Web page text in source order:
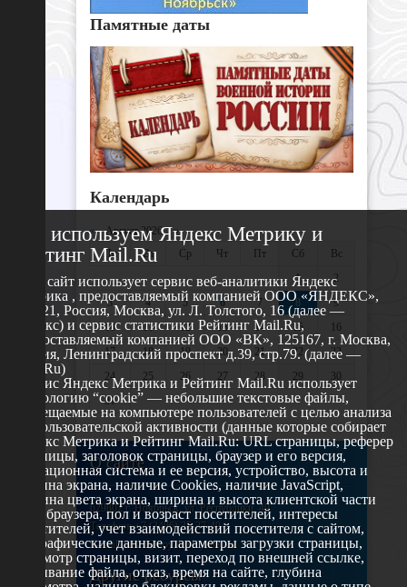
Памятные даты
Календарь
«Август 2026 »
Пн
Вт Ср Чт Пт Сб
Вс
1
2
3
4 5 6 7 8
9
10
11 12 13 14 15
16
17
18 19 20 21 22
23
24
25 26 27 28 29
30
31
О сайте
629802 г. Ноябрьск, ул. Республики, 49
Телефон: +7 (3496) 35-37-49
E-mail: udsm@noyabrsk.yanao.ru
Другие ресурсы
Мы используем Яндекс Метрику и
Рейтинг Mail.Ru
Этот сайт использует сервис веб-аналитики Яндекс
Метрика , предоставляемый компанией ООО «ЯНДЕКС»,
119021, Россия, Москва, ул. Л. Толстого, 16 (далее —
Яндекс) и сервис статистики Рейтинг Mail.Ru,
предоставляемый компанией ООО «ВК», 125167, г. Москва,
Россия, Ленинградский проспект д.39, стр.79. (далее —
Mail.Ru)
Сервис Яндекс Метрика и Рейтинг Mail.Ru использует
технологию “cookie” — небольшие текстовые файлы,
размещаемые на компьютере пользователей с целью анализа
их пользовательской активности (данные которые собирает
Яндекс Метрика и Рейтинг Mail.Ru: URL страницы, реферер
страницы, заголовок страницы, браузер и его версия,
операционная система и ее версия, устройство, высота и
ширина экрана, наличие Cookies, наличие JavaScript,
глубина цвета экрана, ширина и высота клиентской части
окна браузера, пол и возраст посетителей, интересы
посетителей, учет взаимодействий посетителя с сайтом,
географические данные, параметры загрузки страницы,
просмотр страницы, визит, переход по внешней ссылке,
cкачивание файла, отказ, время на сайте, глубина